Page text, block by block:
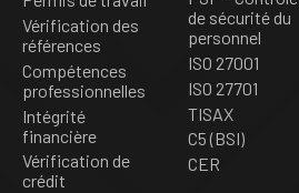
Vérification des
références
Compétences
professionnelles
Intégrité
financière
Vérification de
crédit
de sécurité du
personnel
ISO 27001
ISO 27701
TISAX
C5 (BSI)
CER